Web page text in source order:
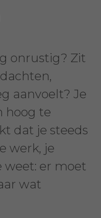
onrustig? Zit
aanvoelt? Je
hoog te
dat je steeds
werk, je
weet: er moet
wat